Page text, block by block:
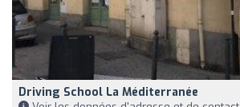
Driving School La Méditerranée